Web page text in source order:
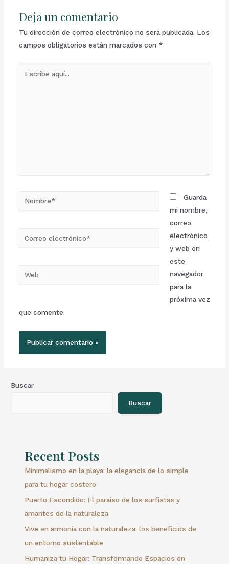
Deja un comentario
Tu dirección de correo electrónico no será publicada. Los
campos obligatorios están marcados con *
Guarda
mi nombre,
correo
electrónico
y web en
este
navegador
para la
próxima vez
que comente.
Buscar
Buscar
Recent Posts
Minimalismo en la playa: la elegancia de lo simple
para tu hogar costero
Puerto Escondido: El paraíso de los surfistas y
amantes de la naturaleza
Vive en armonía con la naturaleza: los beneficios de
un entorno sustentable
Humaniza tu Hogar: Transformando Espacios en